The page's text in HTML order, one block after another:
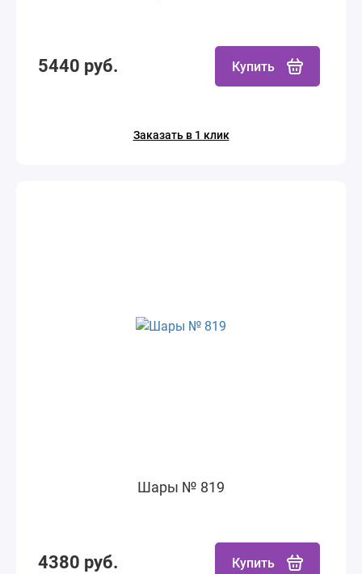
5440 руб. Купить
Заказать в 1 клик
Шары № 819
4380 руб. Купить